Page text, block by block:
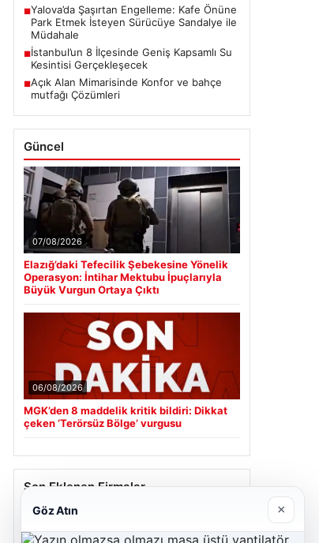
■Yalova’da Şaşırtan Engelleme: Kafe Önüne
Park Etmek İsteyen Sürücüye Sandalye ile
Müdahale
■İstanbul’un 8 İlçesinde Geniş Kapsamlı Su
Kesintisi Gerçekleşecek
■Açık Alan Mimarisinde Konfor ve bahçe
mutfağı Çözümleri
Güncel
07/08/2026
Elazığ’daki Tefecilik Şebekesine Yönelik
Operasyon: İntihar Mektubu İpuçlarıyla
Büyük Vurgun Ortaya Çıktı
06/08/2026
MGK’den 8 maddelik kritik bildiri: Dikkat
çeken ‘Terörsüz Bölge’ vurgusu
Son Eklenen Firmalar
Göz Atın ×